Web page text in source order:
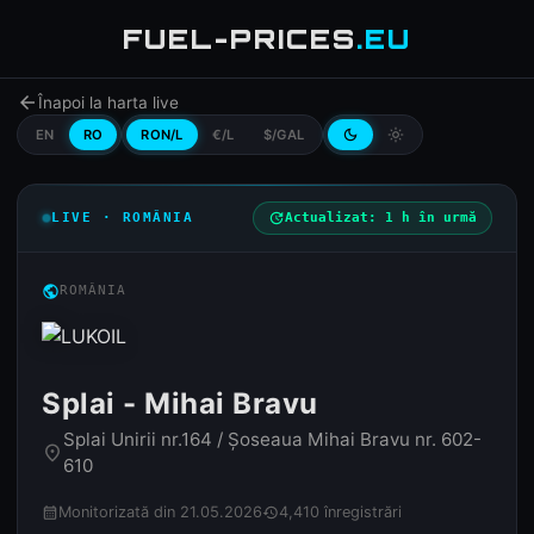
FUEL-PRICES.EU
arrow_backÎnapoi la harta live
EN RO RON/L €/L $/GAL dark_mode light_mode
LIVE · ROMÂNIA updateActualizat: 1 h în urmă
publicROMÂNIA
Splai - Mihai Bravu
place
Splai Unirii nr.164 / Șoseaua Mihai Bravu nr. 602-
610
calendar_month Monitorizată din 21.05.2026history4,410 înregistrări